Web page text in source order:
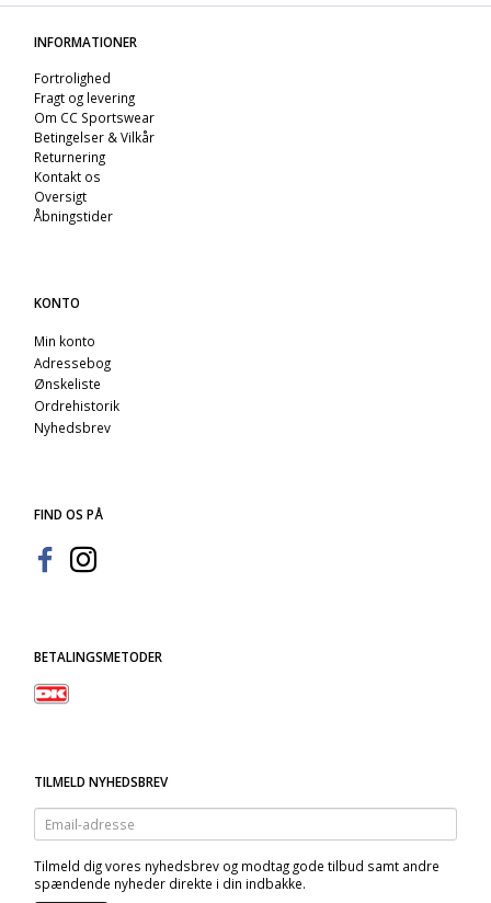
INFORMATIONER
Fortrolighed
Fragt og levering
Om CC Sportswear
Betingelser & Vilkår
Returnering
Kontakt os
Oversigt
Åbningstider
KONTO
Min konto
Adressebog
Ønskeliste
Ordrehistorik
Nyhedsbrev
FIND OS PÅ
BETALINGSMETODER
TILMELD NYHEDSBREV
Email-
adresse
Tilmeld dig vores nyhedsbrev og modtag gode tilbud samt andre
spændende nyheder direkte i din indbakke.